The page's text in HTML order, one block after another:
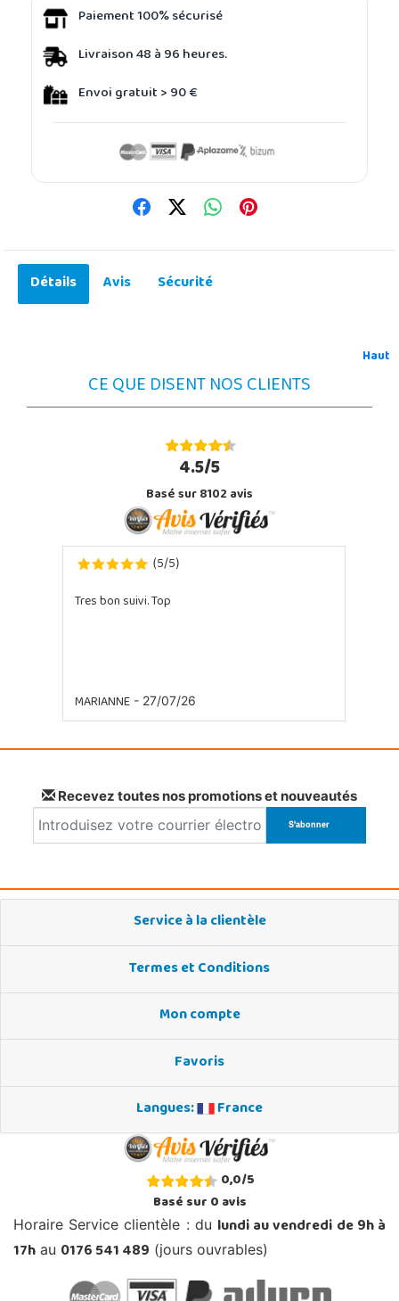
Paiement 100% sécurisé
Livraison 48 à 96 heures.
Envoi gratuit > 90 €
Détails Avis Sécurité
Haut
CE QUE DISENT NOS CLIENTS
4.5/5
Basé sur 8102 avis
(5/5)
Tres bon suivi. Top
MARIANNE- 27/07/26
Recevez toutes nos promotions et nouveautés
Service à la clientèle
Termes et Conditions
Mon compte
Favoris
Langues:
France
0,0/5
Basé sur0avis
Horaire Service clientèle : du lundi au vendredi de 9h à
17h au 0176 541 489 (jours ouvrables)